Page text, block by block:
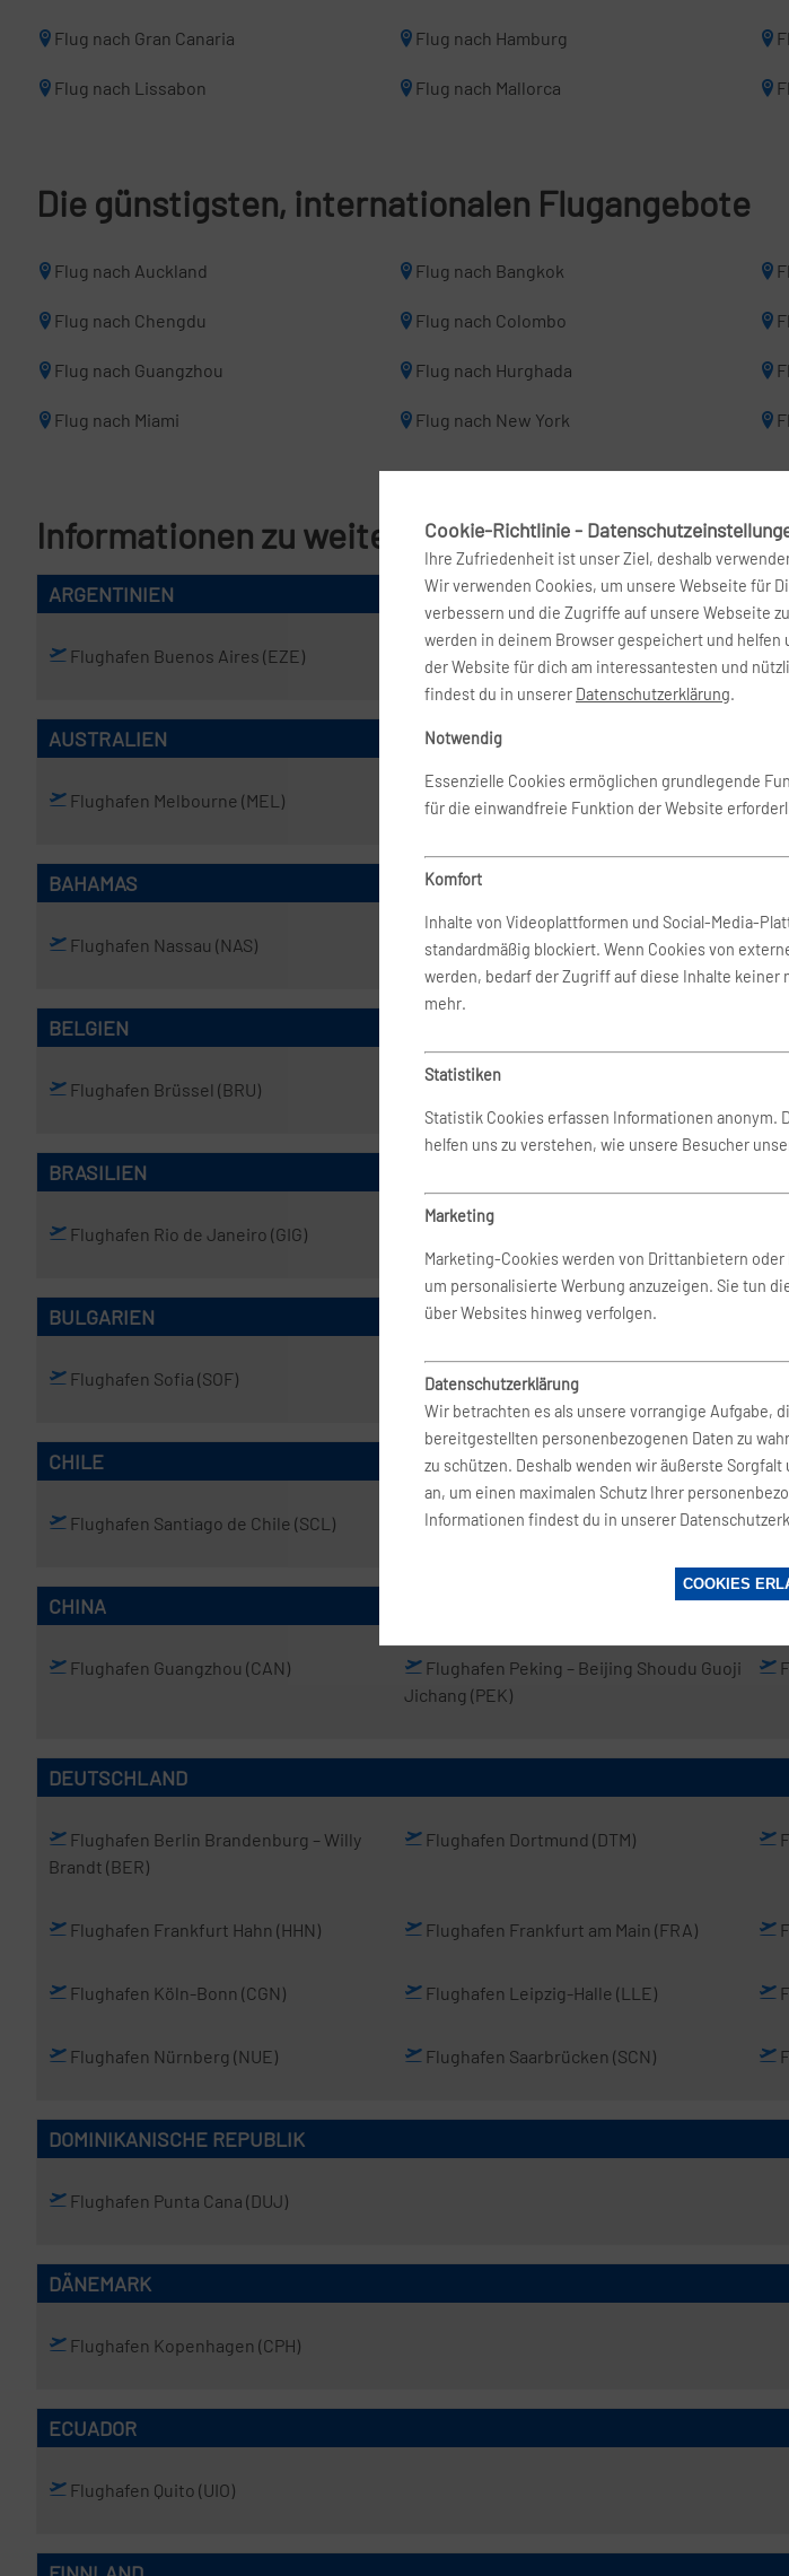
Flug nach Gran Canaria Flug nach Hamburg
Flug nach Lissabon Flug nach Mallorca
Die günstigsten, internationalen Flugangebote
Flug nach Auckland Flug nach Bangkok
Flug nach Chengdu Flug nach Colombo
Flug nach Guangzhou Flug nach Hurghada
Flug nach Miami Flug nach New York
Informationen zu weiteren Flughäfen
ARGENTINIEN
Flughafen Buenos Aires (EZE)
AUSTRALIEN
Flughafen Melbourne (MEL) Flughafen Sydney (SYD)
BAHAMAS
Flughafen Nassau (NAS)
BELGIEN
Flughafen Brüssel (BRU)
BRASILIEN
Flughafen Rio de Janeiro (GIG)
BULGARIEN
Flughafen Sofia (SOF)
CHILE
Flughafen Santiago de Chile (SCL)
CHINA
Flughafen Guangzhou (CAN) Flughafen Peking – Beijing Shoudu Guoji
Jichang (PEK)
DEUTSCHLAND
Flughafen Berlin Brandenburg – Willy
Brandt (BER)
Flughafen Dortmund (DTM)
Flughafen Frankfurt Hahn (HHN) Flughafen Frankfurt am Main (FRA)
Flughafen Köln-Bonn (CGN) Flughafen Leipzig-Halle (LLE)
Flughafen Nürnberg (NUE) Flughafen Saarbrücken (SCN)
DOMINIKANISCHE REPUBLIK
Flughafen Punta Cana (DUJ)
DÄNEMARK
Flughafen Kopenhagen (CPH)
ECUADOR
Flughafen Quito (UIO)
Cookie-Richtlinie -
Ihre Zufriedenheit ist unser Ziel, deshalb
Wir verwenden Cookies, um unsere Webseite für
verbessern und die Zugriffe auf unsere Webseite
werden in deinem Browser gespeichert und helfen
der Website für dich am interessantesten und
findest du in unserer Datenschutzerklärung.
Notwendig
Essenzielle Cookies ermöglichen grundlegende
für die einwandfreie Funktion der Website
Komfort
Inhalte von Videoplattformen und Social-Media-
standardmäßig blockiert. Wenn Cookies von
werden, bedarf der Zugriff auf diese Inhalte keiner
mehr.
Statistiken
Statistik Cookies erfassen Informationen anonym.
helfen uns zu verstehen, wie unsere Besucher
Marketing
Marketing-Cookies werden von Drittanbietern
um personalisierte Werbung anzuzeigen. Sie tun
über Websites hinweg verfolgen.
Datenschutzerklärung
Wir betrachten es als unsere vorrangige Aufgabe,
bereitgestellten personenbezogenen Daten zu
zu schützen. Deshalb wenden wir äußerste
an, um einen maximalen Schutz Ihrer
Informationen findest du in unserer
COOKIES